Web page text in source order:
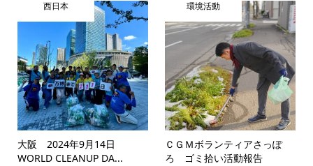
西日本
大阪 2024年9月14日
WORLD CLEANUP DA...
環境活動
ＣＧＭボランティアさっぽ
ろ ゴミ拾い活動報告